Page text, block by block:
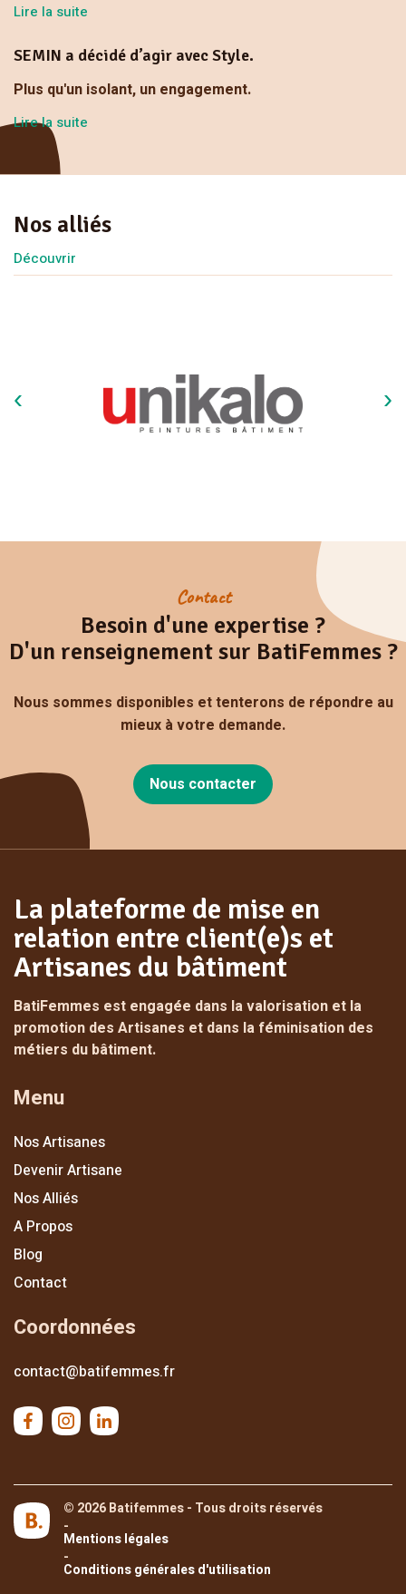
Lire la suite
SEMIN a décidé d’agir avec Style.
Plus qu'un isolant, un engagement.
Lire la suite
Nos alliés
Découvrir
Besoin d'une expertise ?
D'un renseignement sur BatiFemmes ?
Contact
Nous sommes disponibles et tenterons de répondre au
mieux à votre demande.
Nous contacter
La plateforme de mise en
relation entre client(e)s et
Artisanes du bâtiment
BatiFemmes est engagée dans la valorisation et la
promotion des Artisanes et dans la féminisation des
métiers du bâtiment.
Menu
Nos Artisanes
Devenir Artisane
Nos Alliés
A Propos
Blog
Contact
Coordonnées
contact@batifemmes.fr
© 2026 Batifemmes - Tous droits réservés
-
Mentions légales
-
Conditions générales d'utilisation